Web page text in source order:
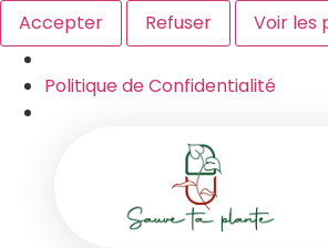
Accepter
Refuser Voir les
Politique de Confidentialité